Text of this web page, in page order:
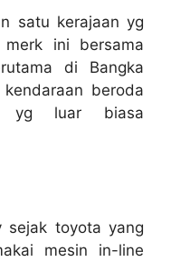
satu kerajaan yg
merk ini bersama
di Bangka
beroda
yg luar biasa
sejak toyota yang
mesin in-line